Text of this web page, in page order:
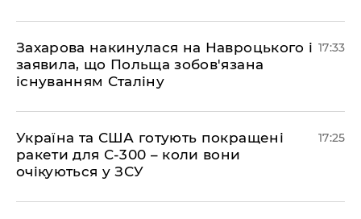
​Захарова накинулася на Навроцького і
заявила, що Польща зобов'язана
існуванням Сталіну
17:33
​Україна та США готують покращені
ракети для С-300 – коли вони
очікуються у ЗСУ
17:25